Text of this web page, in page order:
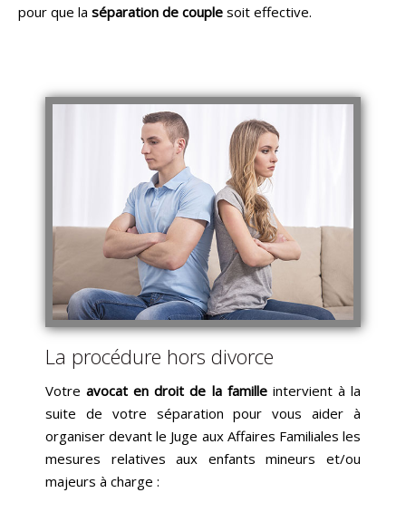
pour que la séparation de couple soit effective.
La procédure hors divorce
Votreavocat en droit de la familleintervient à la
suite de votre séparation pour vous aider à
organiser devant le Juge aux Affaires Familiales les
mesures relatives aux enfants mineurs et/ou
majeurs à charge :